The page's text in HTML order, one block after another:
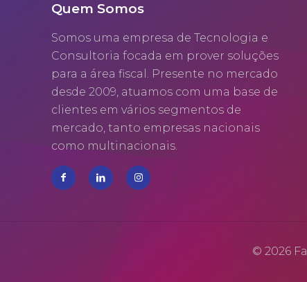
Quem Somos
Somos uma empresa de Tecnologia e
Consultoria focada em prover soluções
para a área fiscal. Presente no mercado
desde 2009, atuamos com uma base de
clientes em vários segmentos de
mercado, tanto empresas nacionais
como multinacionais.
© 2026